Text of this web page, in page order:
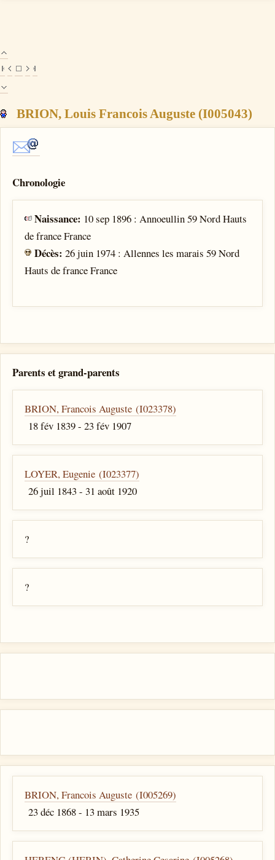
BRION, Louis Francois Auguste (I005043)
Chronologie
Naissance: 10 sep 1896 : Annoeullin 59 Nord Hauts
de france France
Décès:26 juin 1974 : Allennes les marais 59 Nord
Hauts de france France
Parents et grand-parents
BRION, Francois Auguste (I023378)
18 fév 1839 - 23 fév 1907
LOYER, Eugenie (I023377)
26 juil 1843 - 31 août 1920
?
?
BRION, Francois Auguste (I005269)
23 déc 1868 - 13 mars 1935